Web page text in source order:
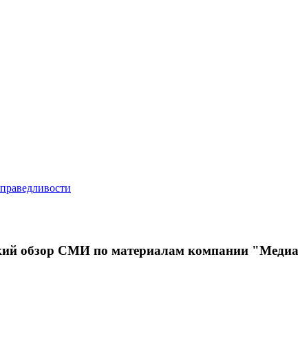
обзор СМИ по материалам компании